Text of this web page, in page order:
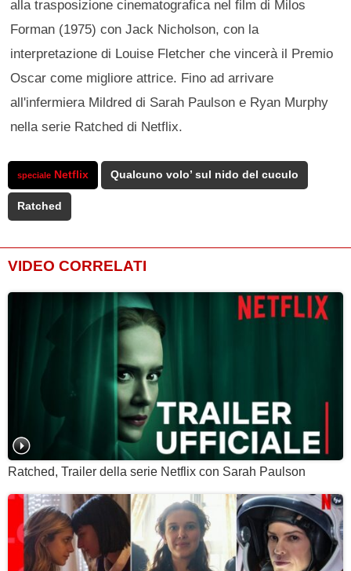
alla trasposizione cinematografica nel film di Milos
Forman (1975) con Jack Nicholson, con la
interpretazione di Louise Fletcher che vincerà il Premio
Oscar come migliore attrice. Fino ad arrivare
all'infermiera Mildred di Sarah Paulson e Ryan Murphy
nella serie Ratched di Netflix.
speciale Netflix Qualcuno volo’ sul nido del cuculo
Ratched
VIDEO CORRELATI
Ratched, Trailer della serie Netflix con Sarah Paulson